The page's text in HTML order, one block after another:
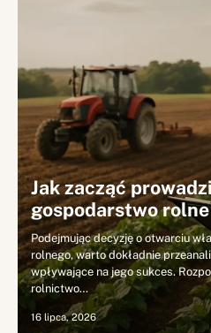
Jak zacząć
gospodarstwo rolne
Podejmując decyzję o otwarciu
rolnego, warto dokładnie
wpływające na jego sukces.
rolnictwo…
16 lipca, 2026